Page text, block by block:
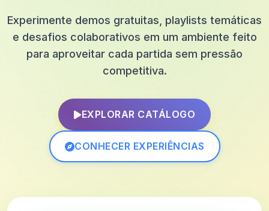
Experimente demos gratuitas, playlists temáticas
e desafios colaborativos em um ambiente feito
para aproveitar cada partida sem pressão
competitiva.
EXPLORAR CATÁLOGO
CONHECER EXPERIÊNCIAS